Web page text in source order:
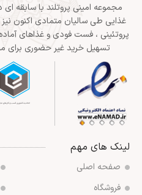
مجموعه امینی پروتلند با سابقه
غذایی طی سالیان متمادی اکنون
پروتئینی ، فست فودی و غذاهای
تسهیل خرید غیر حضوری برای
لینک های مهم
صفحه اصلی
فروشگاه